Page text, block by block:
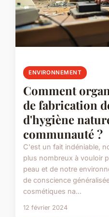
ENVIRONNEMENT
Comment
de fabrication
d'hygiène
communauté ?
C'est un fait indéniable,
plus nombreux à vouloir
peau et de notre
de conscience
cosmétiques na...
12 février 2024